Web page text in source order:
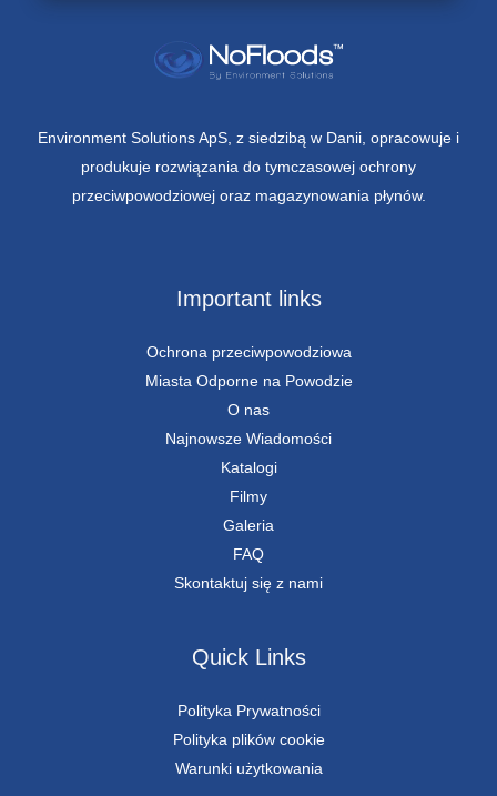
Environment Solutions ApS, z siedzibą w Danii, opracowuje i
produkuje rozwiązania do tymczasowej ochrony
przeciwpowodziowej oraz magazynowania płynów.
Important links
Ochrona przeciwpowodziowa
Miasta Odporne na Powodzie
O nas
Najnowsze Wiadomości
Katalogi
Filmy
Galeria
FAQ
Skontaktuj się z nami
Quick Links
Polityka Prywatności
Polityka plików cookie
Warunki użytkowania